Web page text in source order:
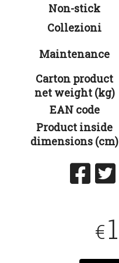
Non-stick
Collezioni
Maintenance
Carton product
net weight (kg)
EAN code
Product inside
dimensions (cm)
€